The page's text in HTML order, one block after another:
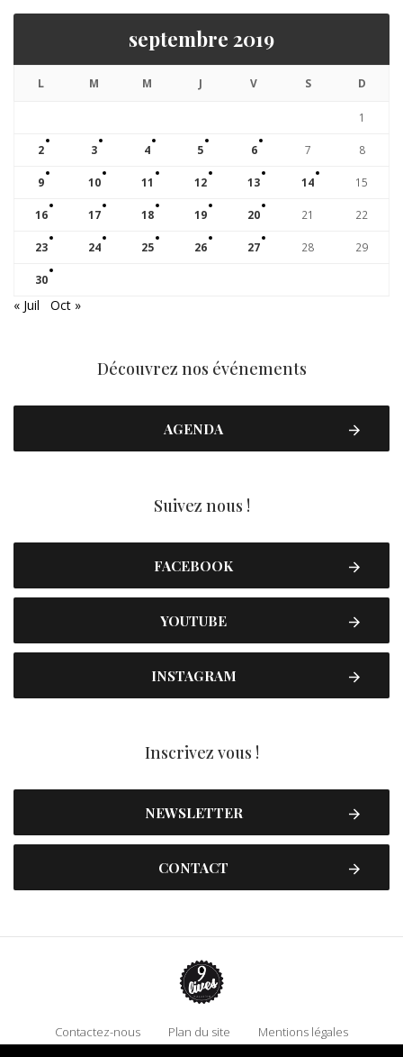
septembre 2019
L M M J V S D
1
2 3 4 5 6 7 8
9 10 11 12 13 14 15
16 17 18 19 20 21 22
23 24 25 26 27 28 29
30
« Juil Oct »
Découvrez nos événements
AGENDA
Suivez nous !
FACEBOOK
YOUTUBE
INSTAGRAM
Inscrivez vous !
NEWSLETTER
CONTACT
Contactez-nous Plan du site
Mentions légales